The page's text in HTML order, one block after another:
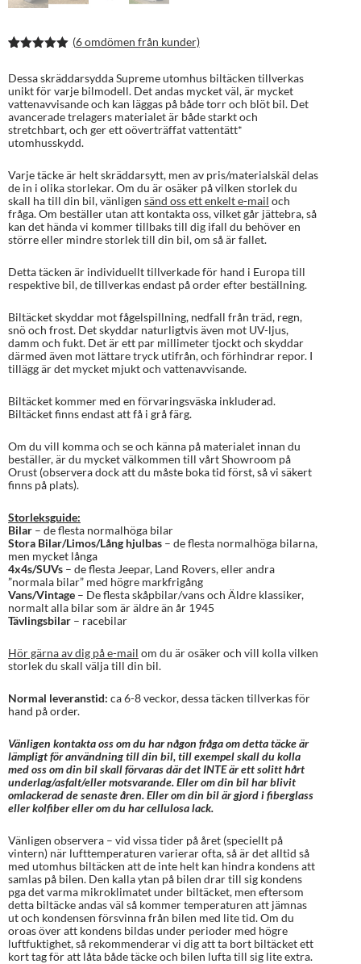
baserat på
kundrecens
ioner
(6omdömen från kunder)
Dessa skräddarsydda Supreme utomhus biltäcken tillverkas
unikt för varje bilmodell. Det andas mycket väl, är mycket
vattenavvisande och kan läggas på både torr och blöt bil. Det
avancerade trelagers materialet är både starkt och
stretchbart, och ger ett oöverträffat vattentätt*
utomhusskydd.
Varje täcke är helt skräddarsytt, men av pris/materialskäl delas
de in i olika storlekar. Om du är osäker på vilken storlek du
skall ha till din bil, vänligen sänd oss ett enkelt e-mail och
fråga. Om beställer utan att kontakta oss, vilket går jättebra, så
kan det hända vi kommer tillbaks till dig ifall du behöver en
större eller mindre storlek till din bil, om så är fallet.
Detta täcken är individuellt tillverkade för hand i Europa till
respektive bil, de tillverkas endast på order efter beställning.
Biltäcket skyddar mot fågelspillning, nedfall från träd, regn,
snö och frost. Det skyddar naturligtvis även mot UV-ljus,
damm och fukt. Det är ett par millimeter tjockt och skyddar
därmed även mot lättare tryck utifrån, och förhindrar repor. I
tillägg är det mycket mjukt och vattenavvisande.
Biltäcket kommer med en förvaringsväska inkluderad.
Biltäcket finns endast att få i grå färg.
Om du vill komma och se och känna på materialet innan du
beställer, är du mycket välkommen till vårt Showroom på
Orust (observera dock att du måste boka tid först, så vi säkert
finns på plats).
Storleksguide:
Bilar – de flesta normalhöga bilar
Stora Bilar/Limos/Lång hjulbas – de flesta normalhöga bilarna,
men mycket långa
4x4s/SUVs – de flesta Jeepar, Land Rovers, eller andra
”normala bilar” med högre markfrigång
Vans/Vintage – De flesta skåpbilar/vans och Äldre klassiker,
normalt alla bilar som är äldre än år 1945
Tävlingsbilar – racebilar
Hör gärna av dig på e-mail om du är osäker och vill kolla vilken
storlek du skall välja till din bil.
Normal leveranstid: ca 6-8 veckor, dessa täcken tillverkas för
hand på order.
Vänligen kontakta oss om du har någon fråga om detta täcke är
lämpligt för användning till din bil, till exempel skall du kolla
med oss om din bil skall förvaras där det INTE är ett solitt hårt
underlag/asfalt/eller motsvarande. Eller om din bil har blivit
omlackerad de senaste åren. Eller om din bil är gjord i fiberglass
eller kolfiber eller om du har cellulosa lack.
Vänligen observera – vid vissa tider på året (speciellt på
vintern) när lufttemperaturen varierar ofta, så är det alltid så
med utomhus biltäcken att de inte helt kan hindra kondens att
samlas på bilen. Den kalla ytan på bilen drar till sig kondens
pga det varma mikroklimatet under biltäcket, men eftersom
detta biltäcke andas väl så kommer temperaturen att jämnas
ut och kondensen försvinna från bilen med lite tid. Om du
oroas över att kondens bildas under perioder med högre
luftfuktighet, så rekommenderar vi dig att ta bort biltäcket ett
kort tag för att låta både täcke och bilen lufta till sig lite extra.